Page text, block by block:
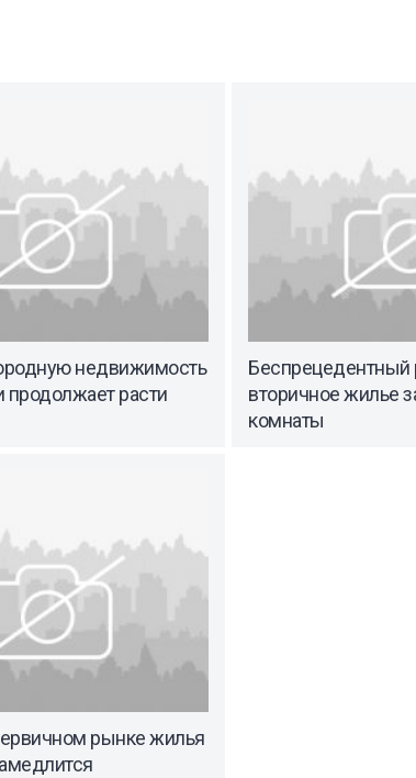
недвижимость
продолжает расти
Беспрецедентный
вторичное жилье
комнаты
рынке жилья